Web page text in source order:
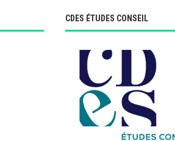
CDES ÉTUDES CONSEIL